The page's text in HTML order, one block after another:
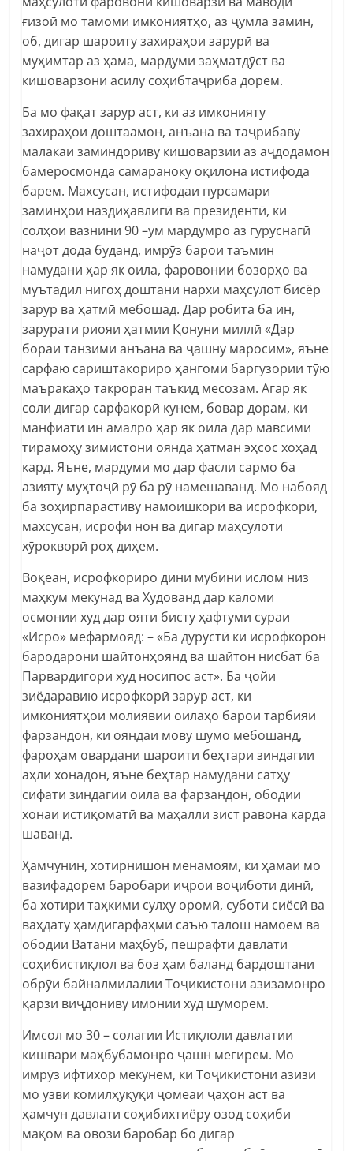
ғизоӣ мо тамоми имкониятҳо, аз ҷумла замин,
об, дигар шароиту захираҳои зарурӣ ва
муҳимтар аз ҳама, мардуми заҳматдӯст ва
кишоварзони асилу соҳибтаҷриба дорем.
Ба мо фақат зарур аст, ки аз имконияту
захираҳои доштаамон, анъана ва таҷрибаву
малакаи заминдориву кишоварзии аз аҷдодамон
бамеросмонда самараноку оқилона истифода
барем. Махсусан, истифодаи пурсамари
заминҳои наздиҳавлигӣ ва президентӣ, ки
солҳои вазнини 90 –ум мардумро аз гуруснагӣ
наҷот дода буданд, имрӯз барои таъмин
намудани ҳар як оила, фаровонии бозорҳо ва
муътадил нигоҳ доштани нархи маҳсулот бисёр
зарур ва ҳатмӣ мебошад. Дар робита ба ин,
зарурати риояи ҳатмии Қонуни миллӣ «Дар
бораи танзими анъана ва ҷашну маросим», яъне
сарфаю сариштакориро ҳангоми баргузории тӯю
маъракаҳо такроран таъкид месозам. Агар як
соли дигар сарфакорӣ кунем, бовар дорам, ки
манфиати ин амалро ҳар як оила дар мавсими
тирамоҳу зимистони оянда ҳатман эҳсос хоҳад
кард. Яъне, мардуми мо дар фасли сармо ба
азияту муҳтоҷӣ рӯ ба рӯ намешаванд. Мо набояд
ба зоҳирпарастиву намоишкорӣ ва исрофкорӣ,
махсусан, исрофи нон ва дигар маҳсулоти
хӯрокворӣ роҳ диҳем.
Воқеан, исрофкориро дини мубини ислом низ
маҳкум мекунад ва Худованд дар каломи
осмонии худ дар ояти бисту ҳафтуми сураи
«Исро» мефармояд: – «Ба дурустӣ ки исрофкорон
бародарони шайтонҳоянд ва шайтон нисбат ба
Парвардигори худ носипос аст». Ба ҷойи
зиёдаравию исрофкорӣ зарур аст, ки
имкониятҳои молиявии оилаҳо барои тарбияи
фарзандон, ки ояндаи мову шумо мебошанд,
фароҳам овардани шароити беҳтари зиндагии
аҳли хонадон, яъне беҳтар намудани сатҳу
сифати зиндагии оила ва фарзандон, ободии
хонаи истиқоматӣ ва маҳалли зист равона карда
шаванд.
Ҳамчунин, хотирнишон менамоям, ки ҳамаи мо
вазифадорем баробари иҷрои воҷиботи динӣ,
ба хотири таҳкими сулҳу оромӣ, суботи сиёсӣ ва
ваҳдату ҳамдигарфаҳмӣ саъю талош намоем ва
ободии Ватани маҳбуб, пешрафти давлати
соҳибистиқлол ва боз ҳам баланд бардоштани
обрӯи байналмилалии Тоҷикистони азизамонро
қарзи виҷдониву имонии худ шуморем.
Имсол мо 30 – солагии Истиқлоли давлатии
кишвари маҳбубамонро ҷашн мегирем. Мо
имрӯз ифтихор мекунем, ки Тоҷикистони азизи
мо узви комилҳуқуқи ҷомеаи ҷаҳон аст ва
ҳамчун давлати соҳибихтиёру озод соҳиби
мақом ва овози баробар бо дигар